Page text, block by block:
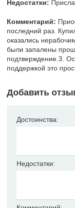
Недостатки:
Комментарий:
последний раз.
оказались
были запалены
подтверждение.3.
поддержкой это
Добавить
Достоинства:
Недостатки: